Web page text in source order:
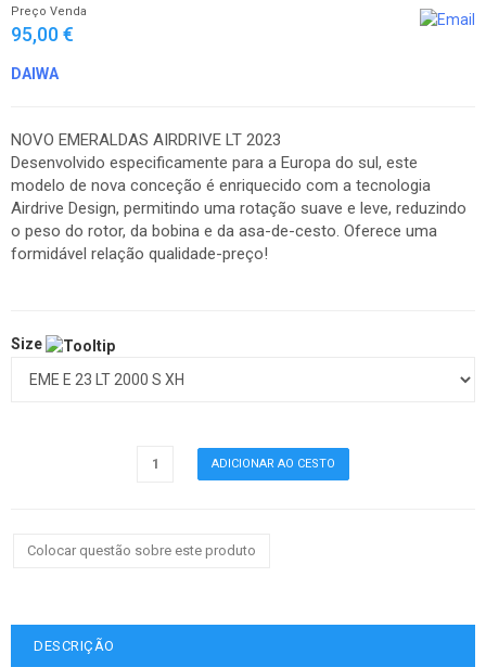
Preço Venda
95,00 €
DAIWA
NOVO EMERALDAS AIRDRIVE LT 2023
Desenvolvido especificamente para a Europa do sul, este
modelo de nova conceção é enriquecido com a tecnologia
Airdrive Design, permitindo uma rotação suave e leve, reduzindo
o peso do rotor, da bobina e da asa-de-cesto. Oferece uma
formidável relação qualidade-preço!
Size
Colocar questão sobre este produto
DESCRIÇÃO